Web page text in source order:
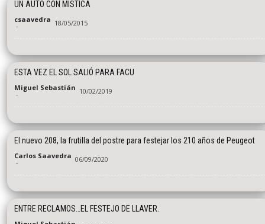
UN AUTO CON MISTICA
csaavedra
- 18/05/2015
ESTA VEZ EL SOL SALIÓ PARA FACU
Miguel Sebastián
- 10/02/2019
El nuevo 208, la frutilla del postre para festejar los 210 años de Peugeot
Carlos Saavedra
- 06/09/2020
ENTRE RECLAMOS…EL FESTEJO DE LLAVER.